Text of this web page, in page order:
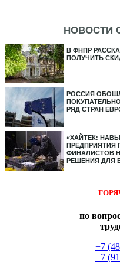
НОВОСТИ
В ФНПР
ПОЛУЧИТЬ
РОССИЯ
РЯД СТРАН
«ХАЙТЕК:
ПРЕДПРИЯТИЯ
ФИНАЛИСТОВ
РЕШЕНИЯ ДЛЯ
по
+7
+7